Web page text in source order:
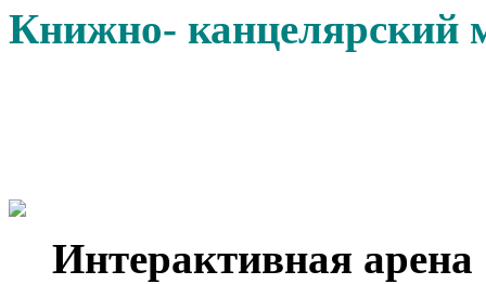
Книжно- канцелярский
Интерактивная арена